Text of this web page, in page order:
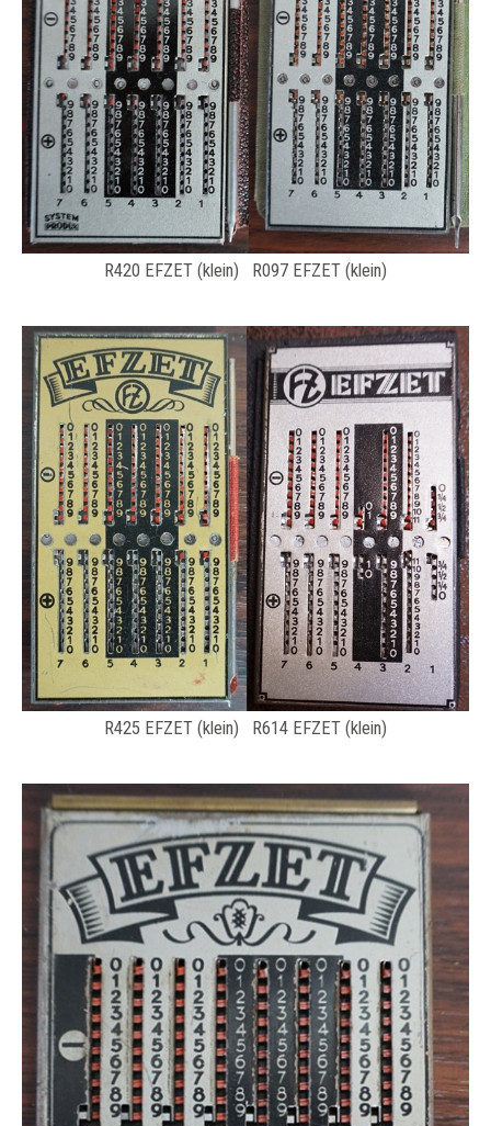
R420 EFZET (klein) R097 EFZET (klein)
R425 EFZET (klein) R614 EFZET (klein)